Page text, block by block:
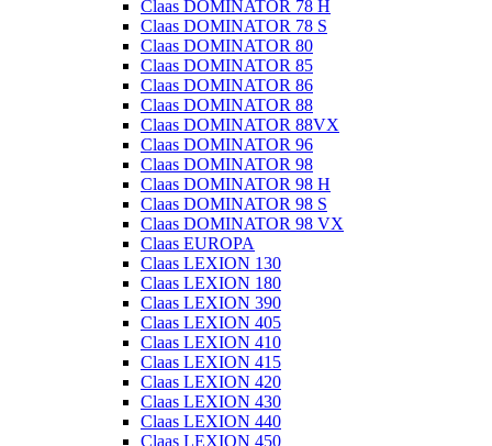
Claas DOMINATOR 78 H
Claas DOMINATOR 78 S
Claas DOMINATOR 80
Claas DOMINATOR 85
Claas DOMINATOR 86
Claas DOMINATOR 88
Claas DOMINATOR 88VX
Claas DOMINATOR 96
Claas DOMINATOR 98
Claas DOMINATOR 98 H
Claas DOMINATOR 98 S
Claas DOMINATOR 98 VX
Claas EUROPA
Claas LEXION 130
Claas LEXION 180
Claas LEXION 390
Claas LEXION 405
Claas LEXION 410
Claas LEXION 415
Claas LEXION 420
Claas LEXION 430
Claas LEXION 440
Claas LEXION 450